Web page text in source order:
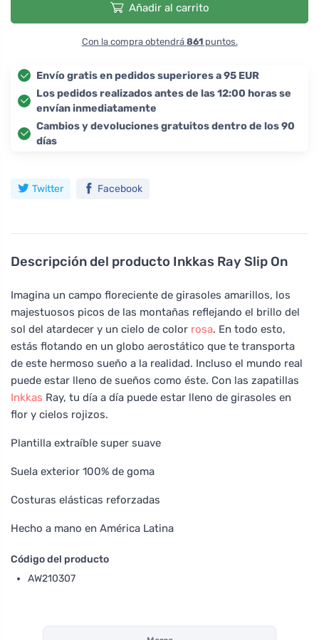
Descripción del producto Inkkas Ray Slip On
Imagina un campo floreciente de girasoles amarillos, los
majestuosos picos de las montañas reflejando el brillo del
sol del atardecer y un cielo de color rosa. En todo esto,
estás flotando en un globo aerostático que te transporta
de este hermoso sueño a la realidad. Incluso el mundo real
puede estar lleno de sueños como éste. Con las zapatillas
Inkkas Ray, tu día a día puede estar lleno de girasoles en
flor y cielos rojizos.
Plantilla extraíble super suave
Suela exterior 100% de goma
Costuras elásticas reforzadas
Hecho a mano en América Latina
Código del producto
AW210307
Añadir al carrito
Con la compra obtendrá 861puntos.
Envío gratis en pedidos superiores a 95 EUR
Los pedidos realizados antes de las 12:00 horas se
envían inmediatamente
Cambios y devoluciones gratuitos dentro de los 90
días
Twitter Facebook